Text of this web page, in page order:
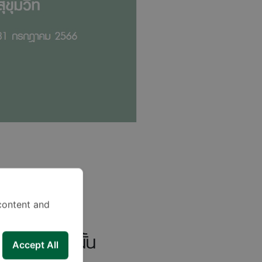
ทศไทยเท่านั้น
and
Accept All